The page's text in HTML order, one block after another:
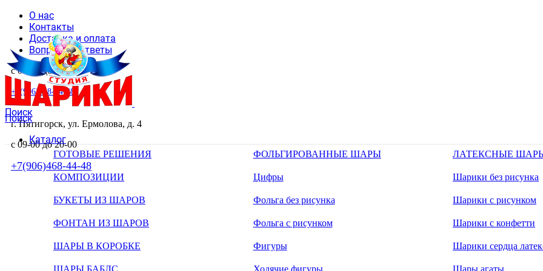
О нас
Контакты
Доставка и оплата
Вопросы и ответы
с 09-00 до 20-00
+7(906)468-44-48
Поиск
г. Пятигорск, ул. Ермолова, д. 4
с 09-00 до 20-00
+7(906)468-44-48
Поиск
Каталог
ГОТОВЫЕ РЕШЕНИЯ
КОМПОЗИЦИИ
БУКЕТЫ ИЗ ШАРОВ
ФОНТАН ИЗ ШАРОВ
ШАРЫ В КОРОБКЕ
ШАРЫ БАБЛС
ФОЛЬГИРОВАННЫЕ ШАРЫ
Цифры
Фольга без рисунка
Фольга с рисунком
Фигуры
Ходячие фигуры
ЛАТЕКСНЫЕ
Шарики без рисунка
Шарики с рисунком
Шарики с конфетти
Шарики сердца
Шары агаты